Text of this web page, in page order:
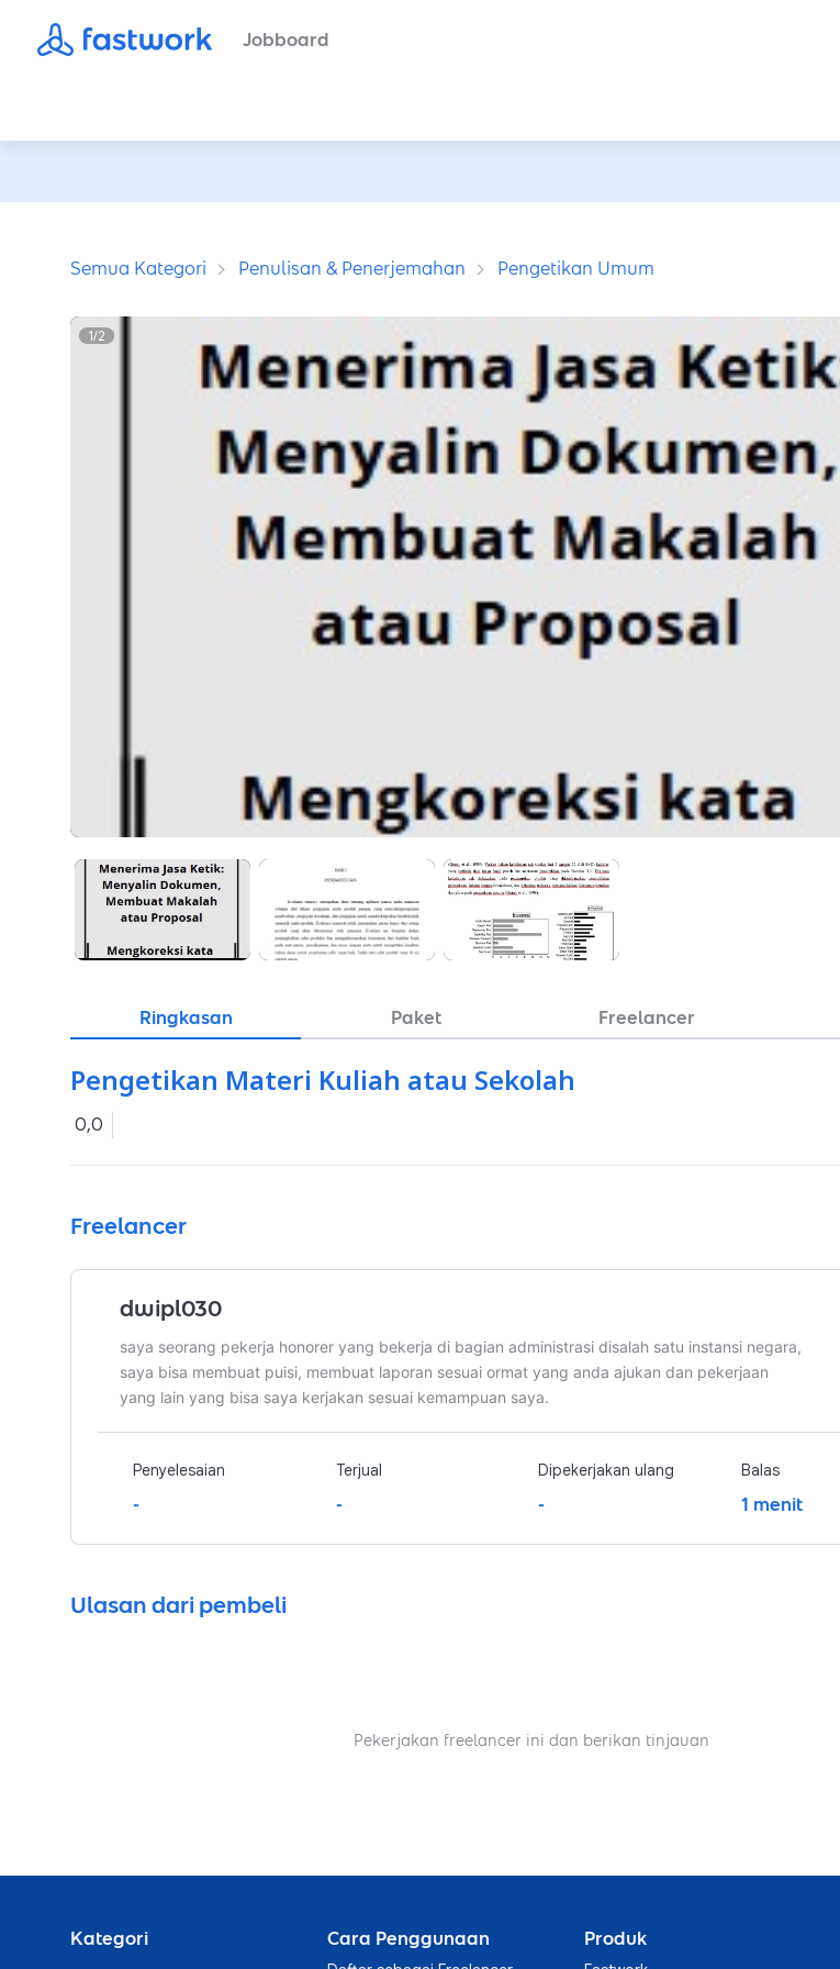
Jobboard
Semua Kategori Penulisan & Penerjemahan Pengetikan Umum
1/2
Ringkasan Paket Freelancer
Pengetikan Materi Kuliah atau Sekolah
0,0
Freelancer
dwipl030
saya seorang pekerja honorer yang bekerja di bagian administrasi disalah satu instansi negara,
saya bisa membuat puisi, membuat laporan sesuai ormat yang anda ajukan dan pekerjaan
yang lain yang bisa saya kerjakan sesuai kemampuan saya.
Penyelesaian
-
Terjual
-
Dipekerjakan ulang
-
Balas
1 menit
Ulasan dari pembeli
Pekerjakan freelancer ini dan berikan tinjauan
Kategori Cara Penggunaan Produk